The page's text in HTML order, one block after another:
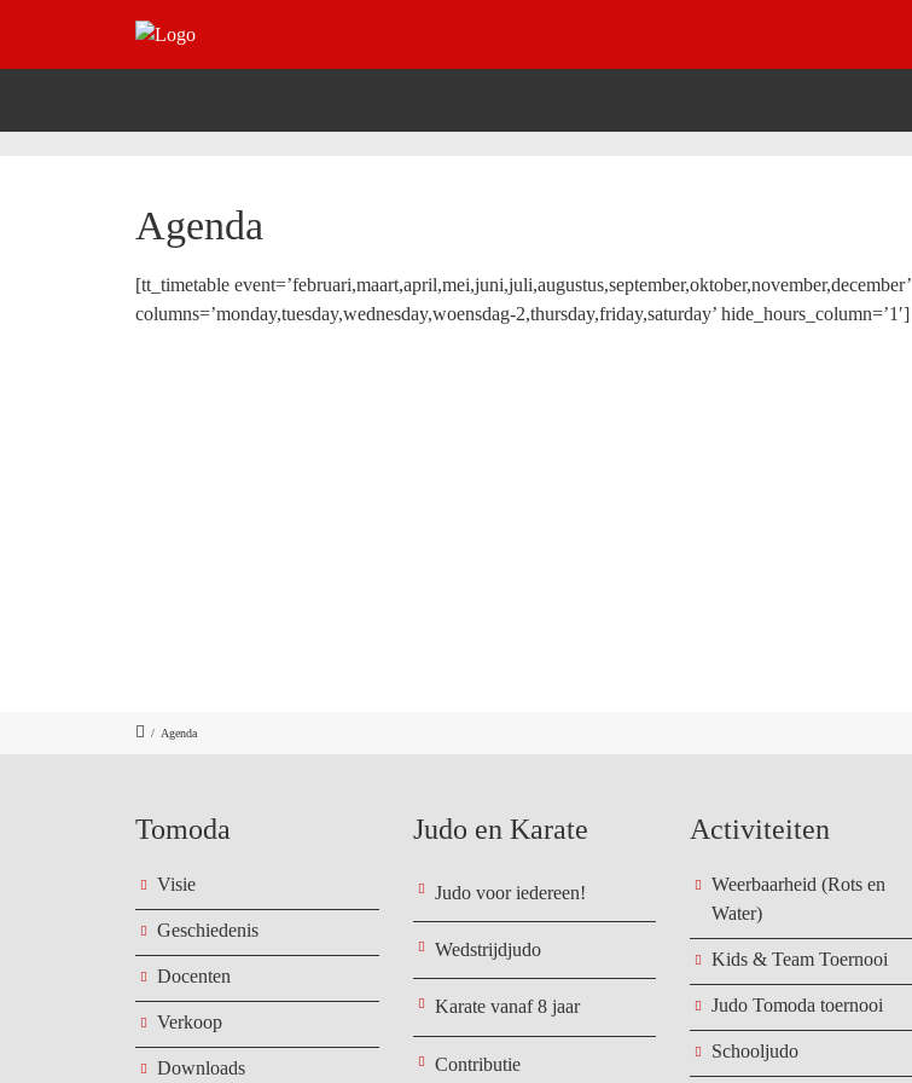
Agenda
[tt_timetable event=’februari,maart,april,mei,juni,juli,augustus,september,oktober,november,december’
columns=’monday,tuesday,wednesday,woensdag-2,thursday,friday,saturday’ hide_hours_column=’1′]
/ Agenda
Tomoda
Visie
Geschiedenis
Docenten
Verkoop
Downloads
Judo en Karate
Judo voor iedereen!
Wedstrijdjudo
Karate vanaf 8 jaar
Contributie
Activiteiten
Weerbaarheid (Rots en
Water)
Kids & Team Toernooi
Judo Tomoda toernooi
Schooljudo